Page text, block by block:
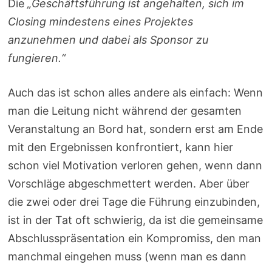
Die„Geschäftsführung ist angehalten, sich im
Closing mindestens eines Projektes
anzunehmen und dabei als Sponsor zu
fungieren.“
Auch das ist schon alles andere als einfach: Wenn
man die Leitung nicht während der gesamten
Veranstaltung an Bord hat, sondern erst am Ende
mit den Ergebnissen konfrontiert, kann hier
schon viel Motivation verloren gehen, wenn dann
Vorschläge abgeschmettert werden. Aber über
die zwei oder drei Tage die Führung einzubinden,
ist in der Tat oft schwierig, da ist die gemeinsame
Abschlusspräsentation ein Kompromiss, den man
manchmal eingehen muss (wenn man es dann